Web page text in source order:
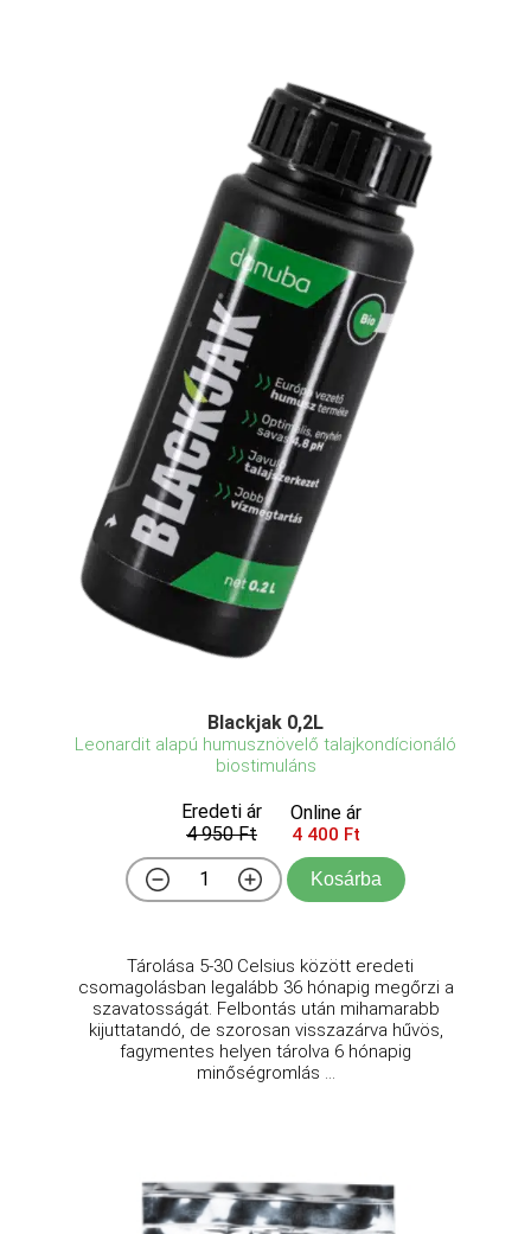
Blackjak 0,2L
Leonardit alapú humusznövelő talajkondícionáló
biostimuláns
Eredeti ár
4 950 Ft
Online ár
4 400 Ft
Kosárba
Tárolása 5-30 Celsius között eredeti
csomagolásban legalább 36 hónapig megőrzi a
szavatosságát. Felbontás után mihamarabb
kijuttatandó, de szorosan visszazárva hűvös,
fagymentes helyen tárolva 6 hónapig
minőségromlás ...